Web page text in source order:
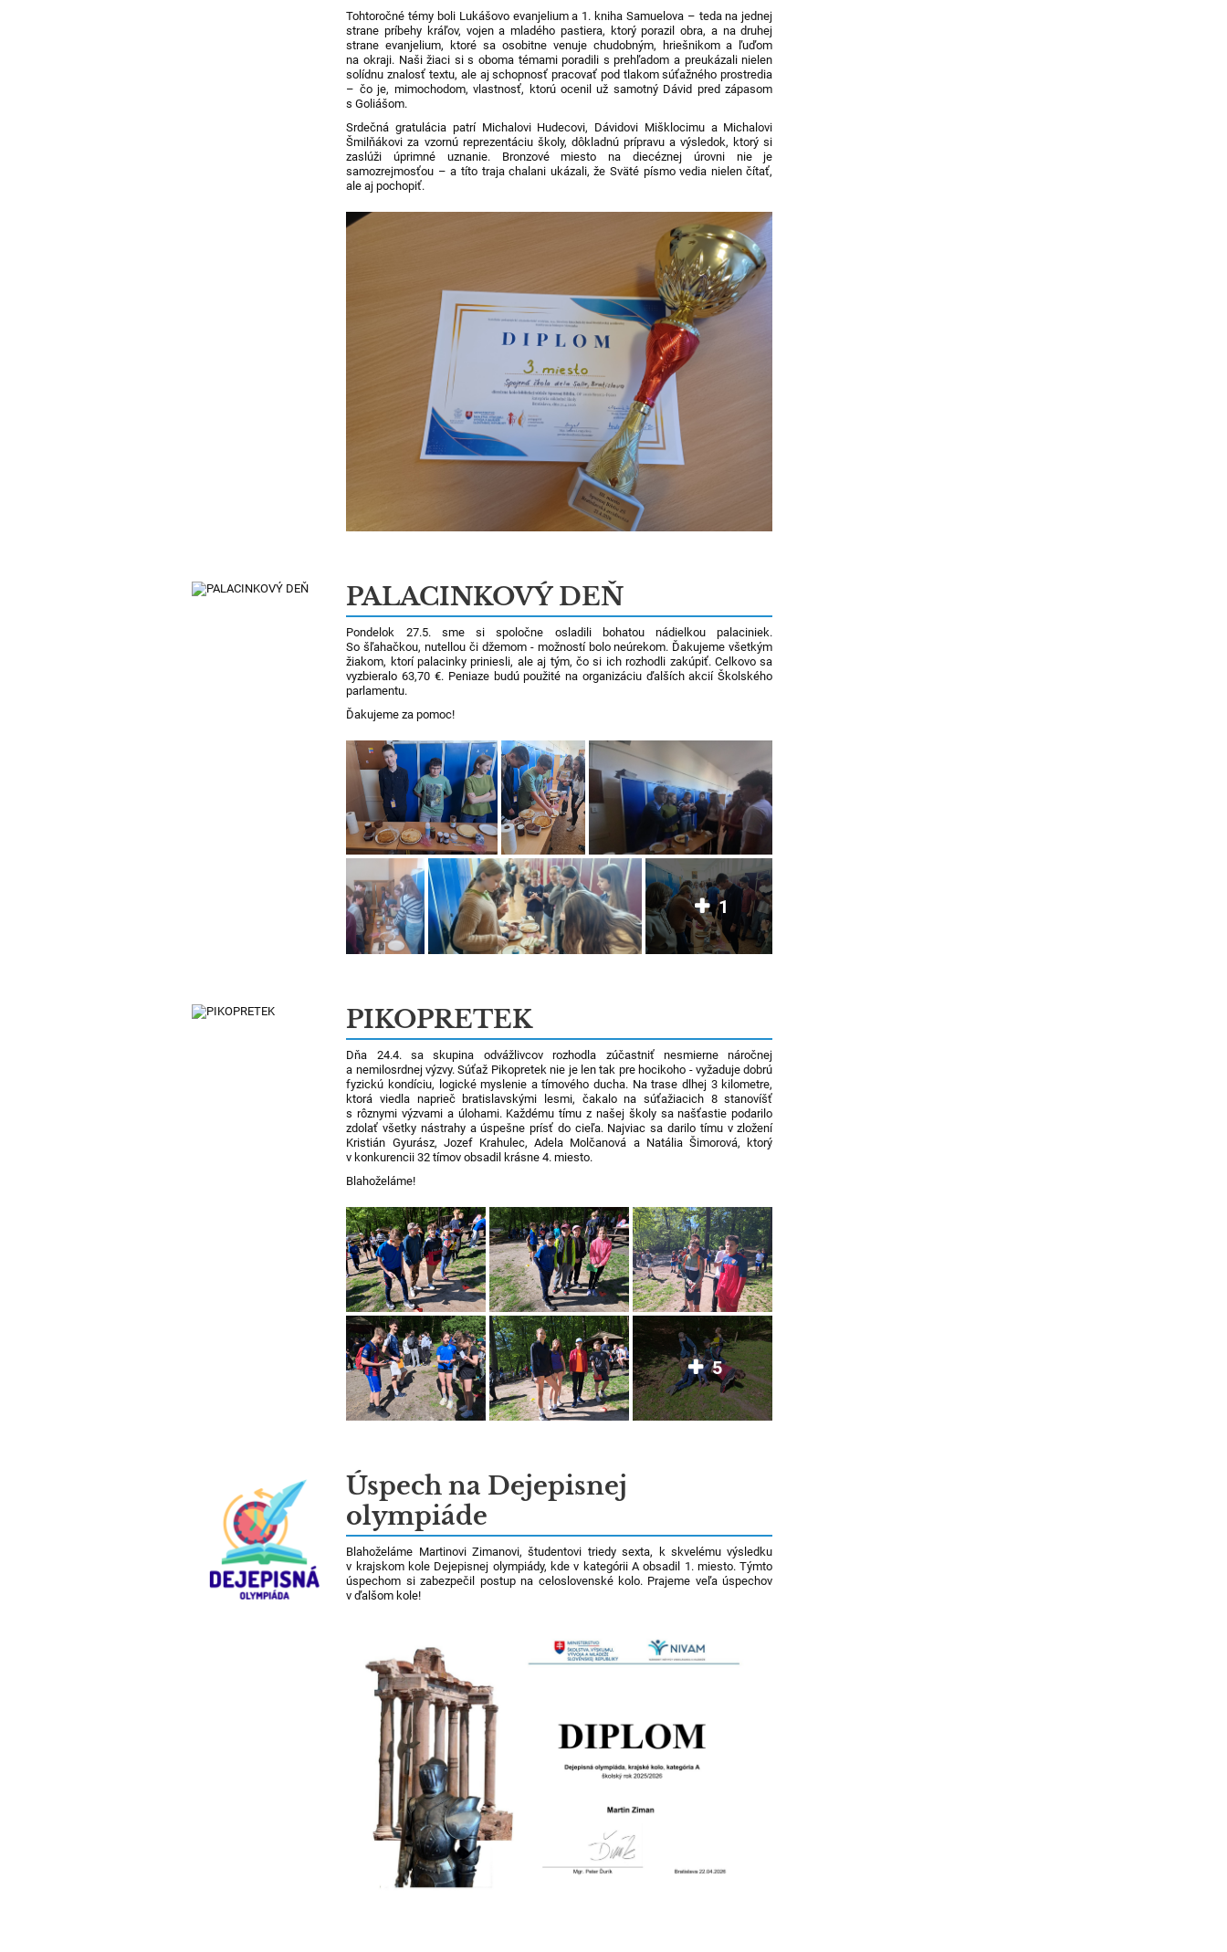
Tohtoročné témy boli Lukášovo evanjelium a 1. kniha Samuelova – teda na jednej
strane príbehy kráľov, vojen a mladého pastiera, ktorý porazil obra, a na druhej
strane evanjelium, ktoré sa osobitne venuje chudobným, hriešnikom a ľuďom
na okraji. Naši žiaci si s oboma témami poradili s prehľadom a preukázali nielen
solídnu znalosť textu, ale aj schopnosť pracovať pod tlakom súťažného prostredia
– čo je, mimochodom, vlastnosť, ktorú ocenil už samotný Dávid pred zápasom
s Goliášom.
Srdečná gratulácia patrí Michalovi Hudecovi, Dávidovi Mišklocimu a Michalovi
Šmilňákovi za vzornú reprezentáciu školy, dôkladnú prípravu a výsledok, ktorý si
zaslúži úprimné uznanie. Bronzové miesto na diecéznej úrovni nie je
samozrejmosťou – a títo traja chalani ukázali, že Sväté písmo vedia nielen čítať,
ale aj pochopiť.
PALACINKOVÝ DEŇ
Pondelok 27.5. sme si spoločne osladili bohatou nádielkou palaciniek.
So šľahačkou, nutellou či džemom - možností bolo neúrekom. Ďakujeme všetkým
žiakom, ktorí palacinky priniesli, ale aj tým, čo si ich rozhodli zakúpiť. Celkovo sa
vyzbieralo 63,70 €. Peniaze budú použité na organizáciu ďalších akcií Školského
parlamentu.
Ďakujeme za pomoc!
1
PIKOPRETEK
Dňa 24.4. sa skupina odvážlivcov rozhodla zúčastniť nesmierne náročnej
a nemilosrdnej výzvy. Súťaž Pikopretek nie je len tak pre hocikoho - vyžaduje dobrú
fyzickú kondíciu, logické myslenie a tímového ducha. Na trase dlhej 3 kilometre,
ktorá viedla naprieč bratislavskými lesmi, čakalo na súťažiacich 8 stanovíšť
s rôznymi výzvami a úlohami. Každému tímu z našej školy sa našťastie podarilo
zdolať všetky nástrahy a úspešne prísť do cieľa. Najviac sa darilo tímu v zložení
Kristián Gyurász, Jozef Krahulec, Adela Molčanová a Natália Šimorová, ktorý
v konkurencii 32 tímov obsadil krásne 4. miesto.
Blahoželáme!
5
Úspech na Dejepisnej
olympiáde
Blahoželáme Martinovi Zimanovi, študentovi triedy sexta, k skvelému výsledku
v krajskom kole Dejepisnej olympiády, kde v kategórii A obsadil 1. miesto. Týmto
úspechom si zabezpečil postup na celoslovenské kolo. Prajeme veľa úspechov
v ďalšom kole!